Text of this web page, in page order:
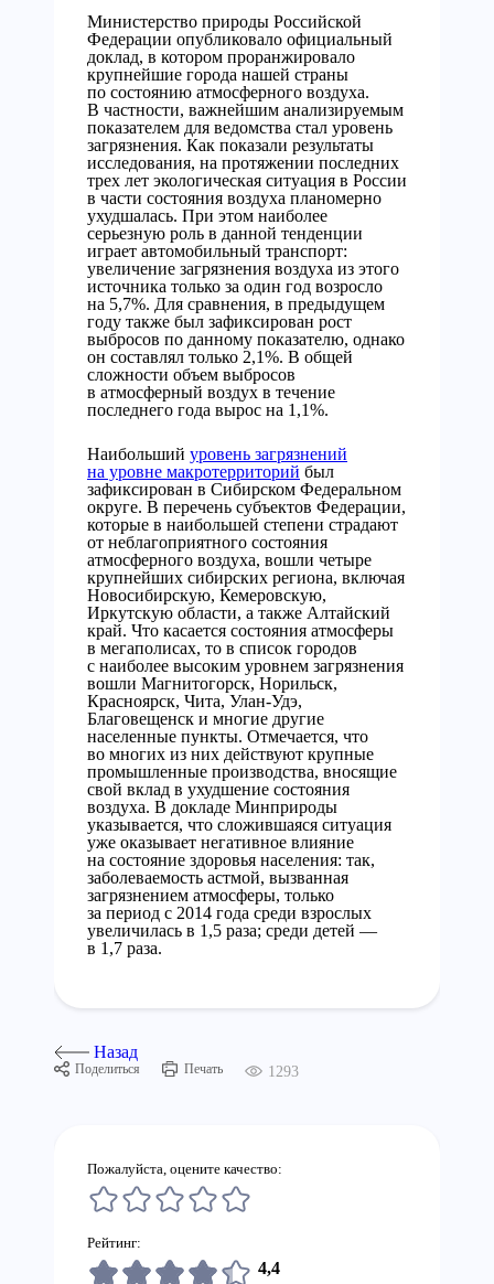
Министерство природы Российской
Федерации опубликовало официальный
доклад, в котором проранжировало
крупнейшие города нашей страны
по состоянию атмосферного воздуха.
В частности, важнейшим анализируемым
показателем для ведомства стал уровень
загрязнения. Как показали результаты
исследования, на протяжении последних
трех лет экологическая ситуация в России
в части состояния воздуха планомерно
ухудшалась. При этом наиболее
серьезную роль в данной тенденции
играет автомобильный транспорт:
увеличение загрязнения воздуха из этого
источника только за один год возросло
на 5,7%. Для сравнения, в предыдущем
году также был зафиксирован рост
выбросов по данному показателю, однако
он составлял только 2,1%. В общей
сложности объем выбросов
в атмосферный воздух в течение
последнего года вырос на 1,1%.
Наибольший уровень загрязнений
на уровне макротерриторий был
зафиксирован в Сибирском Федеральном
округе. В перечень субъектов Федерации,
которые в наибольшей степени страдают
от неблагоприятного состояния
атмосферного воздуха, вошли четыре
крупнейших сибирских региона, включая
Новосибирскую, Кемеровскую,
Иркутскую области, а также Алтайский
край. Что касается состояния атмосферы
в мегаполисах, то в список городов
с наиболее высоким уровнем загрязнения
вошли Магнитогорск, Норильск,
Красноярск, Чита, Улан-Удэ,
Благовещенск и многие другие
населенные пункты. Отмечается, что
во многих из них действуют крупные
промышленные производства, вносящие
свой вклад в ухудшение состояния
воздуха. В докладе Минприроды
указывается, что сложившаяся ситуация
уже оказывает негативное влияние
на состояние здоровья населения: так,
заболеваемость астмой, вызванная
загрязнением атмосферы, только
за период с 2014 года среди взрослых
увеличилась в 1,5 раза; среди детей —
в 1,7 раза.
Назад
Поделиться Печать 1293
Пожалуйста, оцените качество:
Рейтинг:
4,4